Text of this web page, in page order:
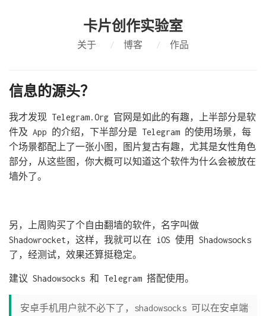
卡片创作实验室
关于 / 博客 / 作品
信息的源头？
我才发现 Telegram.Org 官网是如此的有趣，上半部分是软
件及 App 的介绍，下半部分是 Telegram 的使用场景，每
个场景都配上了一张小图，图片复古有趣，尤其是女性角色
部分，从这些图，你大概可以知道这个软件为什么会被放在
墙外了。
另，上周购买了个自由翻墙的软件，名字叫做
Shadowrocket，这样，我就可以在 iOS 使用 Shadowsocks
了，经测试，效果还算挺稳定。
建议 Shadowsocks 和 Telegram 搭配使用。
安卓手机用户就不必下了，shadowsocks 可以在安卓端